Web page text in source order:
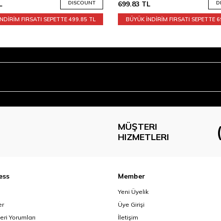
DISCOUNT
FIRSATI SEPETTE 499.85 TL
699.83 TL
BÜYÜK İNDİRİM FIRSATI SEPETTE
MÜŞTERI
HIZMETLERI
Yorumları
Member
Yeni Üyelik
Üye Girişi
İletişim